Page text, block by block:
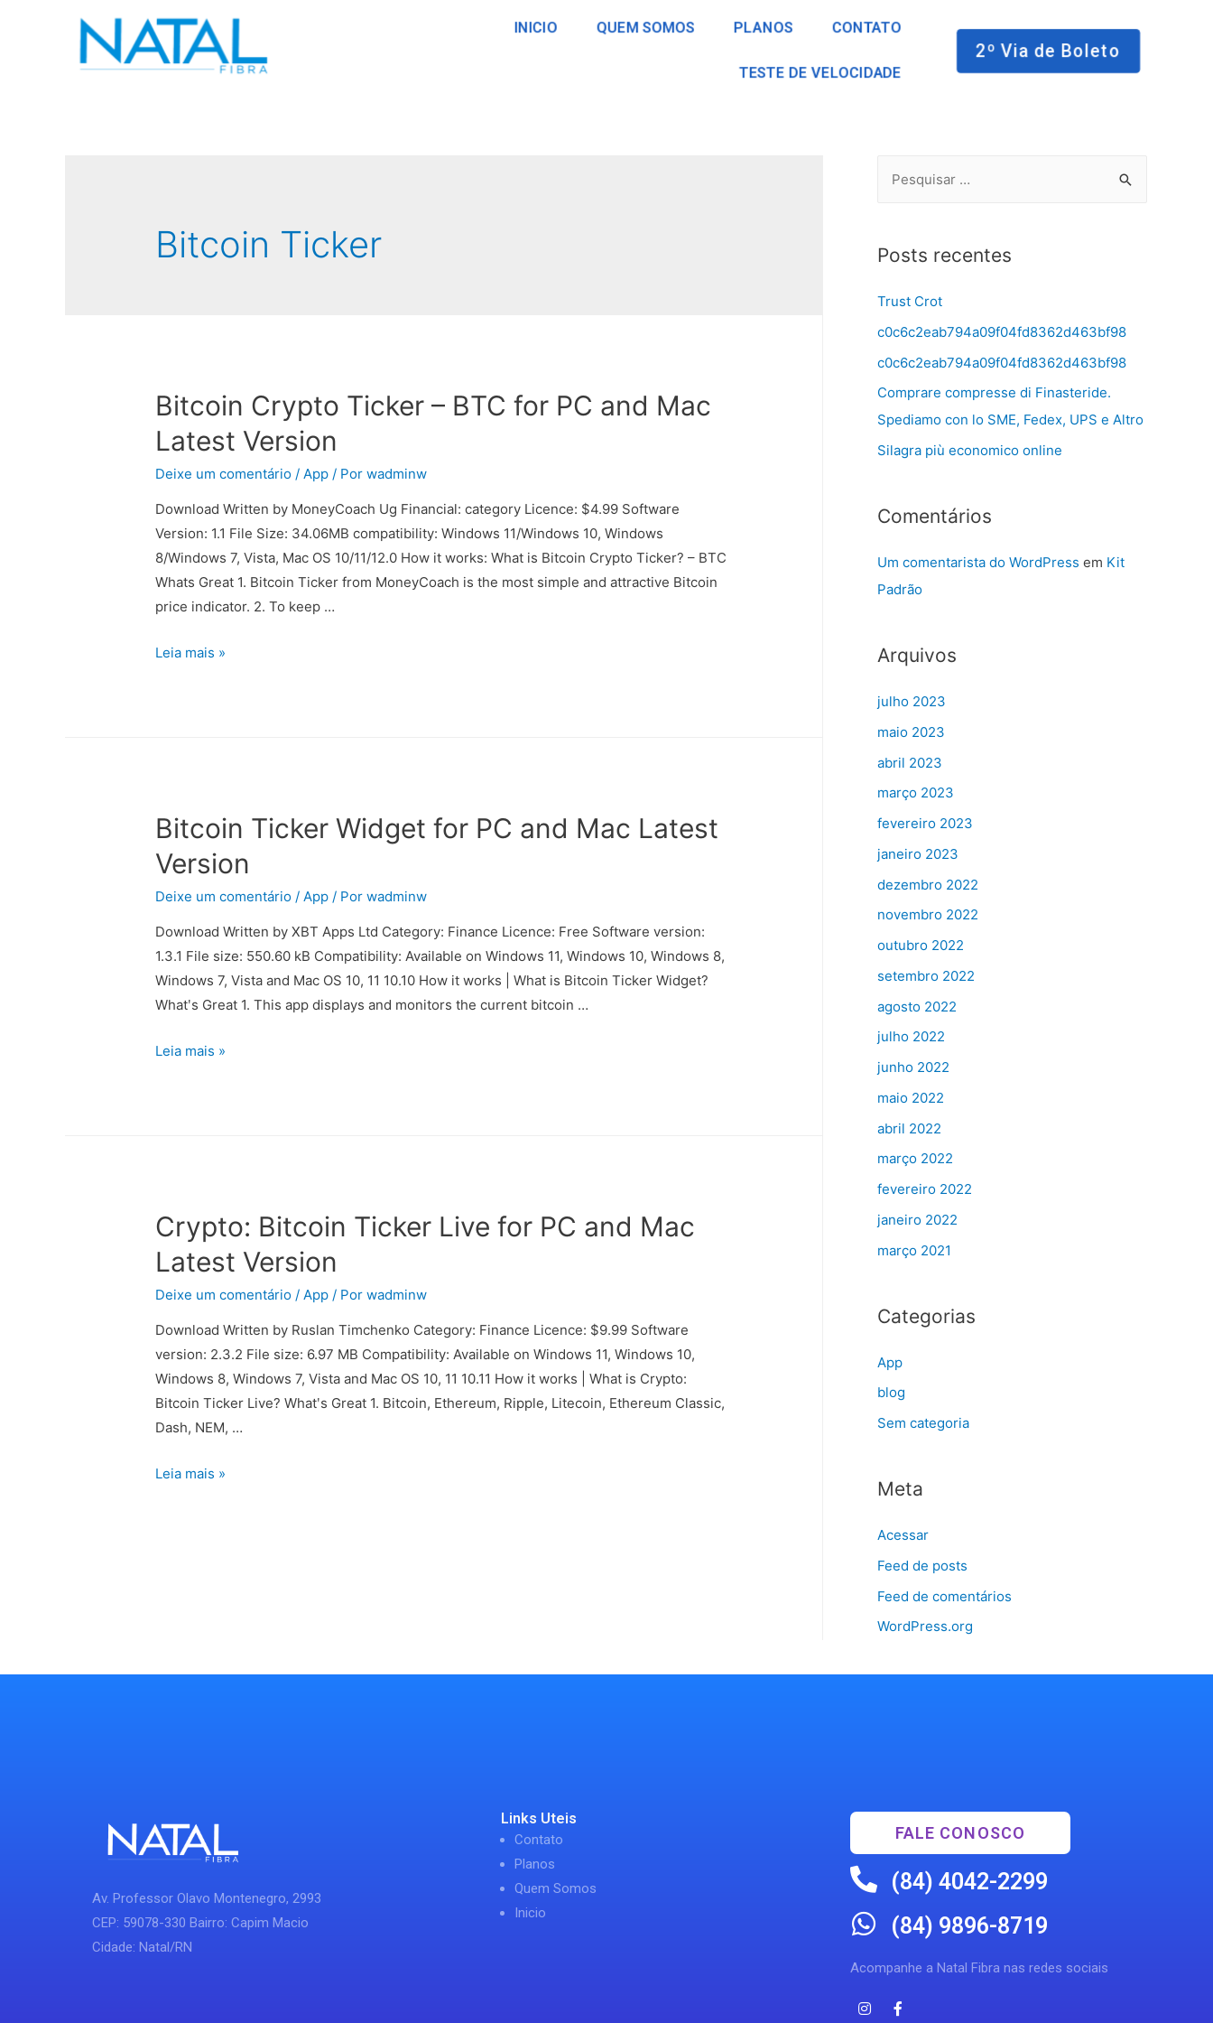
INICIO QUEM SOMOS PLANOS CONTATO
TESTE DE VELOCIDADE
2º Via de Boleto
Bitcoin Ticker
Bitcoin Crypto Ticker – BTC for PC and Mac
Latest Version
Deixe um comentário /App / Porwadminw
Download Written by MoneyCoach Ug Financial: category Licence: $4.99 Software
Version: 1.1 File Size: 34.06MB compatibility: Windows 11/Windows 10, Windows
8/Windows 7, Vista, Mac OS 10/11/12.0 How it works: What is Bitcoin Crypto Ticker? – BTC
Whats Great 1. Bitcoin Ticker from MoneyCoach is the most simple and attractive Bitcoin
price indicator. 2. To keep …
Leia mais »
Bitcoin Ticker Widget for PC and Mac Latest
Version
Deixe um comentário /App / Porwadminw
Download Written by XBT Apps Ltd Category: Finance Licence: Free Software version:
1.3.1 File size: 550.60 kB Compatibility: Available on Windows 11, Windows 10, Windows 8,
Windows 7, Vista and Mac OS 10, 11 10.10 How it works | What is Bitcoin Ticker Widget?
Whatʹs Great 1. This app displays and monitors the current bitcoin …
Leia mais »
Crypto: Bitcoin Ticker Live for PC and Mac
Latest Version
Deixe um comentário /App / Porwadminw
Download Written by Ruslan Timchenko Category: Finance Licence: $9.99 Software
version: 2.3.2 File size: 6.97 MB Compatibility: Available on Windows 11, Windows 10,
Windows 8, Windows 7, Vista and Mac OS 10, 11 10.11 How it works | What is Crypto:
Bitcoin Ticker Live? Whatʹs Great 1. Bitcoin, Ethereum, Ripple, Litecoin, Ethereum Classic,
Dash, NEM, …
Leia mais »
Posts recentes
Trust Crot
c0c6c2eab794a09f04fd8362d463bf98
c0c6c2eab794a09f04fd8362d463bf98
Comprare compresse di Finasteride.
Spediamo con lo SME, Fedex, UPS e Altro
Silagra più economico online
Comentários
Um comentarista do WordPress em Kit
Padrão
Arquivos
julho 2023
maio 2023
abril 2023
março 2023
fevereiro 2023
janeiro 2023
dezembro 2022
novembro 2022
outubro 2022
setembro 2022
agosto 2022
julho 2022
junho 2022
maio 2022
abril 2022
março 2022
fevereiro 2022
janeiro 2022
março 2021
Categorias
App
blog
Sem categoria
Meta
Acessar
Feed de posts
Feed de comentários
WordPress.org
Av. Professor Olavo Montenegro, 2993
CEP: 59078-330 Bairro: Capim Macio
Cidade: Natal/RN
Links Uteis
Contato
Planos
Quem Somos
Inicio
FALE CONOSCO
(84) 4042-2299
(84) 9896-8719
Acompanhe a Natal Fibra nas redes sociais